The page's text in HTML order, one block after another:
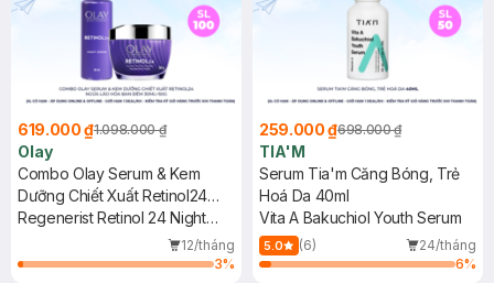
619.000 ₫1.098.000 ₫
Olay
Combo Olay Serum & Kem
Dưỡng Chiết Xuất Retinol24
Ngừa Lão Hóa Ban Đêm
Regenerist Retinol 24 Night
Serum Fragrance-Free +
Moisturiser
12/tháng
3%
259.000 ₫698.000 ₫
TIA'M
Serum Tia'm Căng Bóng, Trẻ
Hoá Da 40ml
Vita A Bakuchiol Youth Serum
5.0 (6)
24/tháng
6%